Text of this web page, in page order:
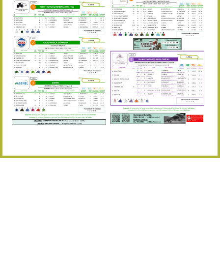
19/07 11:30 Uztailaren 19a / 19 de
25/07 11:30 Uztailaren 25a / 25 de
02/08 17:30 Abuztuaren 2a / 2 de
09/08 17:30 Abuztuaren 9a / 9 de
12/08 12:08 Abuztaren 12a / 12 de
15/08 17:05 Abuztuaren 15a / 15 de
30/08 17:30 Abuztuaren 30a / 30 de